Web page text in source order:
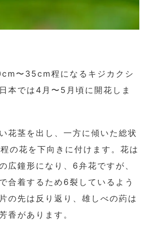
〜35cm程になるキジカクシ
本では4月〜5月頃に開花しま
花茎を出し、一方に傾いた総状
の花を下向きに付けます。花は
広鐘形になり、6弁花ですが、
合着するため6裂しているよう
の先は反り返り、雄しべの葯は
香があります。